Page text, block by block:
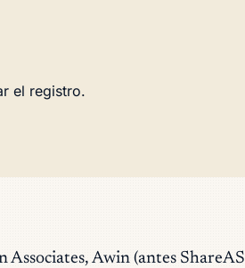
el registro.
Associates, Awin (antes